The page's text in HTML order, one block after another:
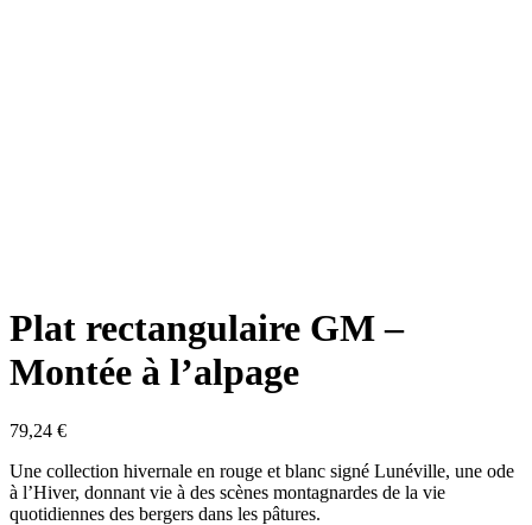
Plat rectangulaire GM –
Montée à l’alpage
79,24 €
Une collection hivernale en rouge et blanc signé Lunéville, une ode
à l’Hiver, donnant vie à des scènes montagnardes de la vie
quotidiennes des bergers dans les pâtures.